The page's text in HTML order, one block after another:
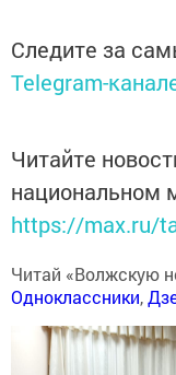
Следите за
Telegram-
Читайте
национальном
https://max.ru/
Читай «Волжскую
Одноклассники,